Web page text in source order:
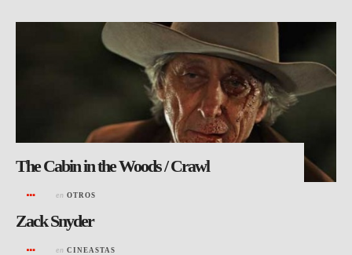
The Cabin in the Woods / Crawl
en OTROS
Zack Snyder
en CINEASTAS